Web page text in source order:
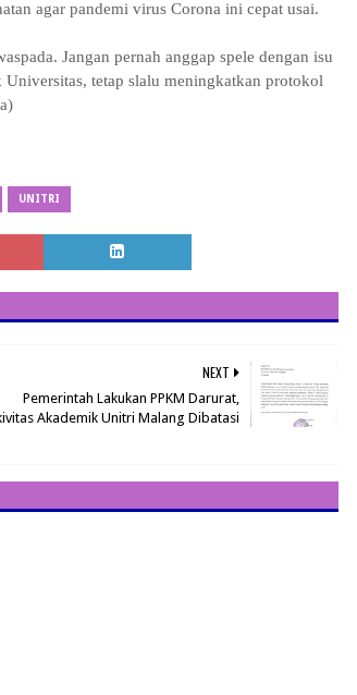
agar pandemi virus Corona ini cepat usai.
Jangan pernah anggap spele dengan isu
tetap slalu meningkatkan protokol
UNITRI
NEXT
Pemerintah Lakukan PPKM Darurat,
Akademik Unitri Malang Dibatasi